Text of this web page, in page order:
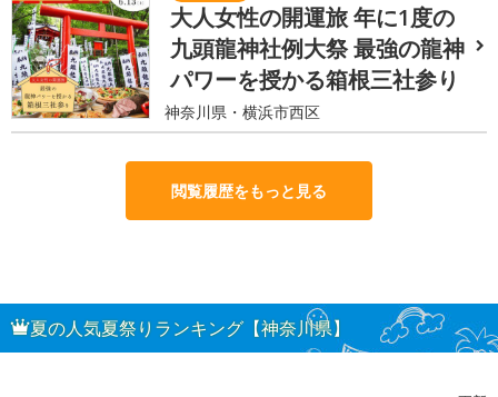
大人女性の開運旅 年に1度の
九頭龍神社例大祭 最強の龍神
パワーを授かる箱根三社参り
神奈川県・横浜市西区
閲覧履歴をもっと見る
夏の人気夏祭りランキング【神奈川県】